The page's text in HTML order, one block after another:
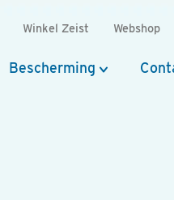
Winkel Zeist Webshop
Bescherming